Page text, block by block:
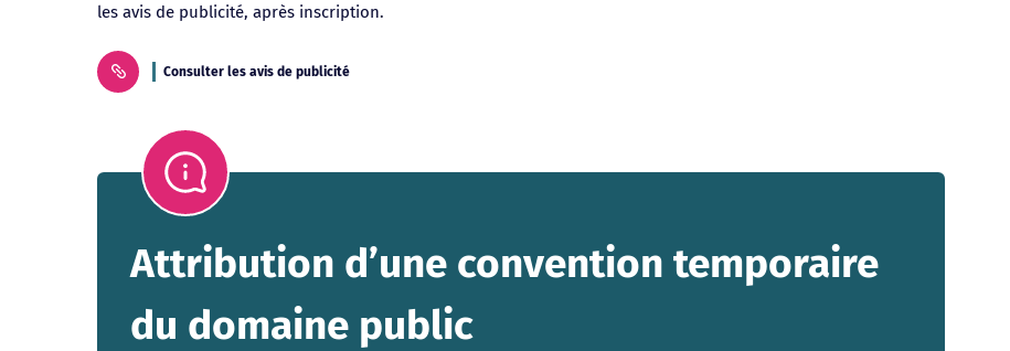
les avis de publicité, après inscription.
Consulter les avis de publicité
Attribution d’une convention temporaire
du domaine public